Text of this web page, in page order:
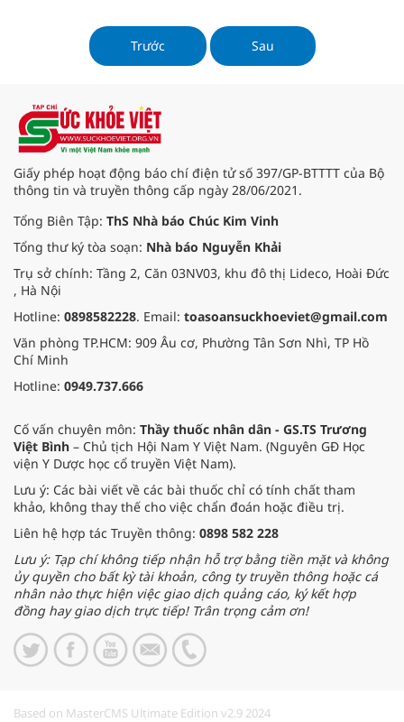
ách xiềng xích của cả đế quốc,
thực dân, phong kiến.
Trước Sau
Giấy phép hoạt động báo chí điện tử số 397/GP-BTTTT của Bộ
thông tin và truyền thông cấp ngày 28/06/2021.
Tổng Biên Tập: ThS Nhà báo Chúc Kim Vinh
Tổng thư ký tòa soạn: Nhà báo Nguyễn Khải
Trụ sở chính: Tầng 2, Căn 03NV03, khu đô thị Lideco, Hoài Đức
, Hà Nội
Hotline: 0898582228. Email: toasoansuckhoeviet@gmail.com
Văn phòng TP.HCM: 909 Âu cơ, Phường Tân Sơn Nhì, TP Hồ
Chí Minh
Hotline: 0949.737.666
Cố vấn chuyên môn: Thầy thuốc nhân dân - GS.TS Trương
Việt Bình – Chủ tịch Hội Nam Y Việt Nam. (Nguyên GĐ Học
viện Y Dược học cổ truyền Việt Nam).
Lưu ý: Các bài viết về các bài thuốc chỉ có tính chất tham
khảo, không thay thế cho việc chẩn đoán hoặc điều trị.
Liên hệ hợp tác Truyền thông: 0898 582 228
Lưu ý: Tạp chí không tiếp nhận hỗ trợ bằng tiền mặt và không
ủy quyền cho bất kỳ tài khoản, công ty truyền thông hoặc cá
nhân nào thực hiện việc giao dịch quảng cáo, ký kết hợp
đồng hay giao dịch trực tiếp! Trân trọng cảm ơn!
Based on MasterCMS Ultimate Edition v2.9 2024